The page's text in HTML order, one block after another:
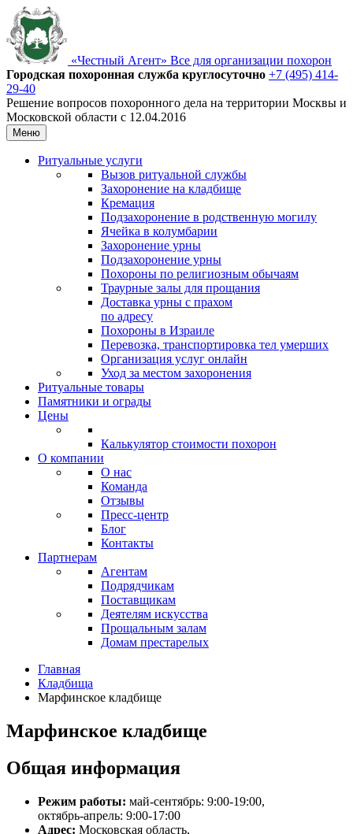
«Честный Агент» Все для организации похорон
Городская похоронная служба круглосуточно +7 (495) 414-
29-40
Решение вопросов похоронного дела на территории Москвы и
Московской области с 12.04.2016
Меню
Ритуальные услуги
Вызов ритуальной службы
Захоронение на кладбище
Кремация
Подзахоронение в родственную могилу
Ячейка в колумбарии
Захоронение урны
Подзахоронение урны
Похороны по религиозным обычаям
Траурные залы для прощания
Доставка урны с прахом
по адресу
Похороны в Израиле
Перевозка, транспортировка тел умерших
Организация услуг онлайн
Уход за местом захоронения
Ритуальные товары
Памятники и ограды
Цены
Калькулятор стоимости похорон
О компании
О нас
Команда
Отзывы
Пресс-центр
Блог
Контакты
Партнерам
Агентам
Подрядчикам
Поставщикам
Деятелям искусства
Прощальным залам
Домам престарелых
Главная
Кладбища
Марфинское кладбище
Марфинское кладбище
Общая информация
Режим работы: май-сентябрь: 9:00-19:00,
октябрь-апрель: 9:00-17:00
Адрес: Московская область,